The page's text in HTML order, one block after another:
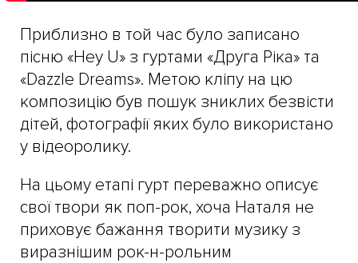
Приблизно в той час було записано
пісню «Hey U» з гуртами «Друга Ріка» та
«Dazzle Dreams». Метою кліпу на цю
композицію був пошук зниклих безвісти
дітей, фотографії яких було використано
у відеоролику.
На цьому етапі гурт переважно описує
свої твори як поп-рок, хоча Наталя не
приховує бажання творити музику з
виразнішим рок-н-рольним